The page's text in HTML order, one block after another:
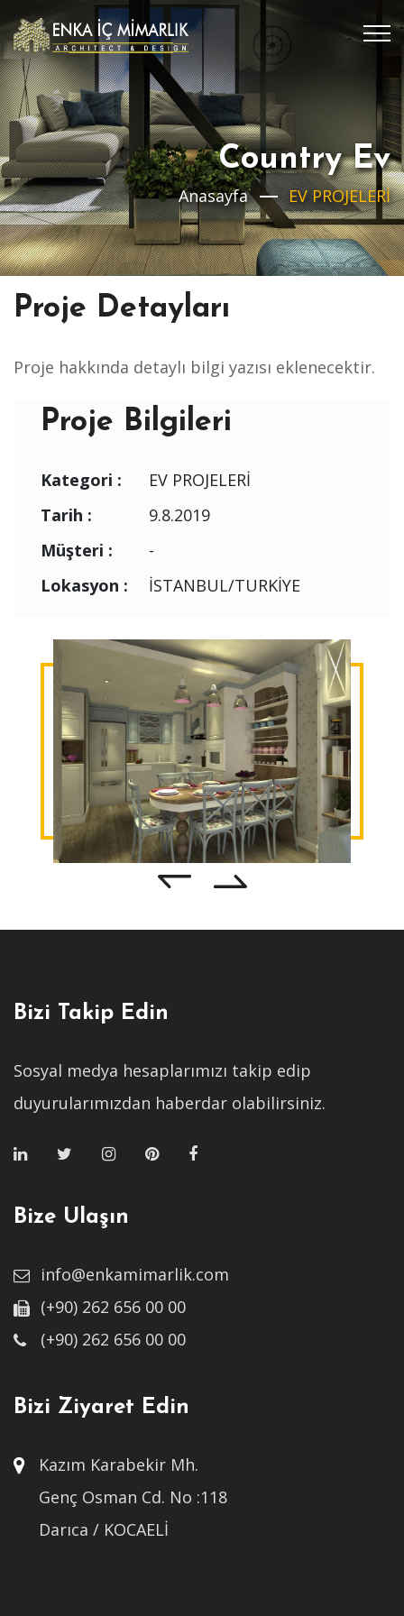
Country Ev
Anasayfa EV PROJELERİ
Proje Detayları
Proje hakkında detaylı bilgi yazısı eklenecektir.
Proje Bilgileri
Kategori :
EV PROJELERİ
Tarih :
9.8.2019
Müşteri :
-
Lokasyon :
İSTANBUL/TURKİYE
Bizi Takip Edin
Sosyal medya hesaplarımızı takip edip
duyurularımızdan haberdar olabilirsiniz.
Bize Ulaşın
info@enkamimarlik.com
(+90) 262 656 00 00
(+90) 262 656 00 00
Bizi Ziyaret Edin
Kazım Karabekir Mh.
Genç Osman Cd. No :118
Darıca / KOCAELİ